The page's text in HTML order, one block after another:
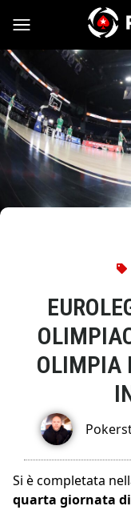
Vai al contenuto
OLIMPIA
Si è completata
quarta giornata